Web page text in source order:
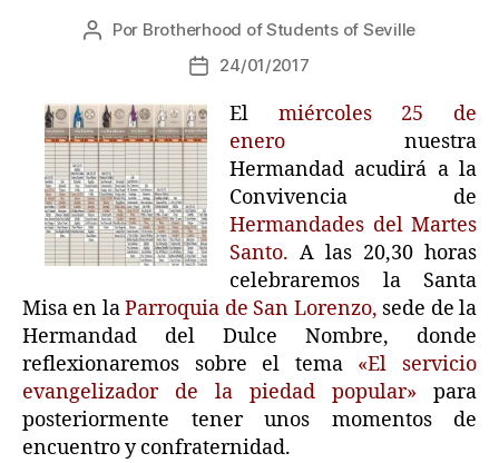
Por Brotherhood of Students of Seville
24/01/2017
El miércoles 25 de
enero nuestra
Hermandad acudirá a la
Convivencia de
Hermandades del Martes
Santo. A las 20,30 horas
celebraremos la Santa
Misa en laParroquia de San Lorenzo, sede de la
Hermandad del Dulce Nombre, donde
reflexionaremos sobre el tema «El servicio
evangelizador de la piedad popular» para
posteriormente tener unos momentos de
encuentro y confraternidad.